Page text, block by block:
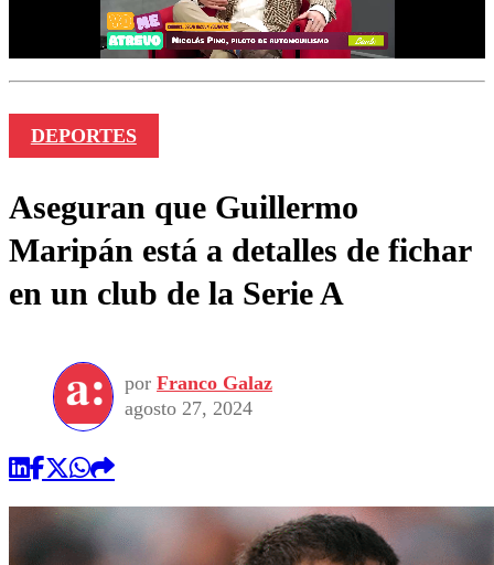
DEPORTES
Aseguran que Guillermo
Maripán está a detalles de fichar
en un club de la Serie A
por Franco Galaz
agosto 27, 2024